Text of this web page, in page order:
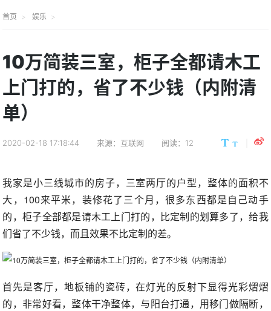
首页 娱乐
10万简装三室，柜子全都请木工
上门打的，省了不少钱（内附清
单）
2020-02-18 17:18:44 来源：互联网 阅读：12
我家是小三线城市的房子，三室两厅的户型，整体的面积不
大，100来平米，装修花了三个月，很多东西都是自己动手
的，柜子全部都是请木工上门打的，比定制的划算多了，给我
们省了不少钱，而且效果不比定制的差。
首先是客厅，地板铺的瓷砖，在灯光的反射下显得光彩熠熠
的，非常好看，整体干净整体，与阳台打通，用移门做隔断，